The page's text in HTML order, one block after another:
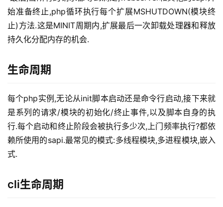
始准备终止,php循环执行每个扩展MSHUTDOWN(模块终
止)方法.这是MINIT周期内,扩展最后一次卸载处理器和释放
持久化分配内存的机会.
生命周期
每个php实例,无论从init脚本启动还是命令行启动,接下来就
是系列的请求/模块的初始化/终止事件,以及脚本自身的执
行.每个启动和终止阶段会被执行多少次,上门频率执行?都依
赖所使用的sapi.最常见的模式:多线程模块,多进程模块,嵌入
式.
cli生命周期